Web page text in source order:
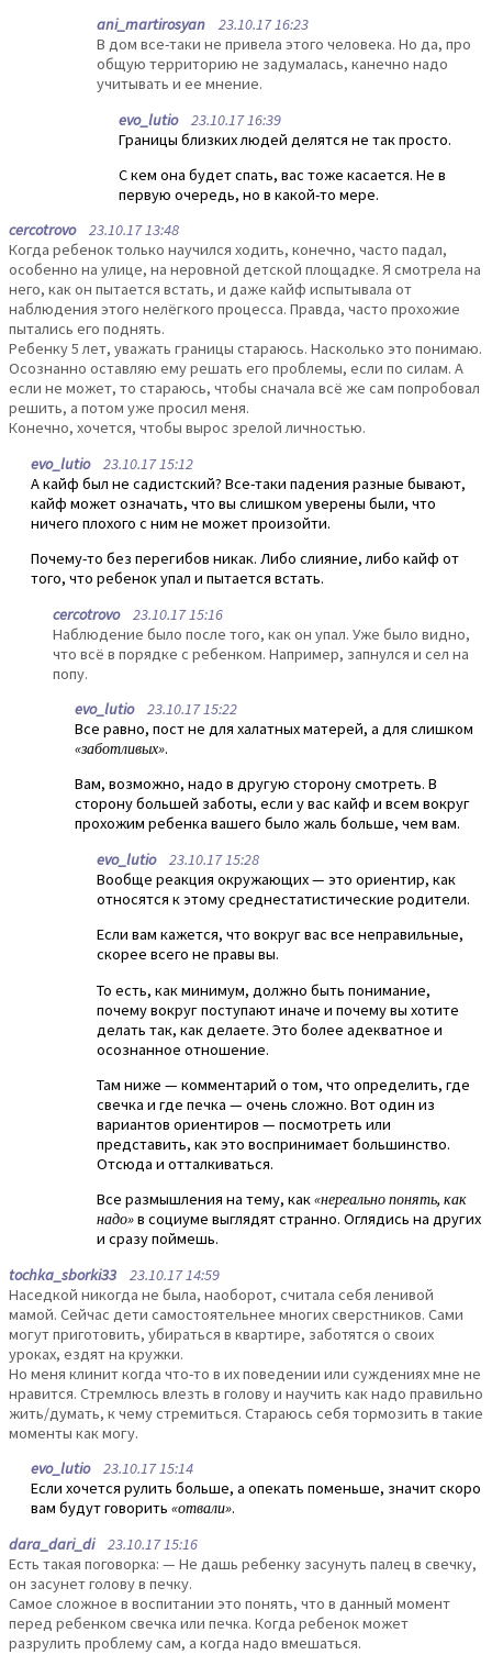
ani_martirosyan 23.10.17 16:23
В дом все-таки не привела этого человека. Но да, про
общую территорию не задумалась, канечно надо
учитывать и ее мнение.
evo_lutio23.10.17 16:39
Границы близких людей делятся не так просто.
С кем она будет спать, вас тоже касается. Не в
первую очередь, но в какой-то мере.
cercotrovo23.10.17 13:48
Когда ребенок только научился ходить, конечно, часто падал,
особенно на улице, на неровной детской площадке. Я смотрела на
него, как он пытается встать, и даже кайф испытывала от
наблюдения этого нелёгкого процесса. Правда, часто прохожие
пытались его поднять.
Ребенку 5 лет, уважать границы стараюсь. Насколько это понимаю.
Осознанно оставляю ему решать его проблемы, если по силам. А
если не может, то стараюсь, чтобы сначала всё же сам попробовал
решить, а потом уже просил меня.
Конечно, хочется, чтобы вырос зрелой личностью.
evo_lutio23.10.17 15:12
А кайф был не садистский? Все-таки падения разные бывают,
кайф может означать, что вы слишком уверены были, что
ничего плохого с ним не может произойти.
Почему-то без перегибов никак. Либо слияние, либо кайф от
того, что ребенок упал и пытается встать.
cercotrovo23.10.17 15:16
Наблюдение было после того, как он упал. Уже было видно,
что всё в порядке с ребенком. Например, запнулся и сел на
попу.
evo_lutio23.10.17 15:22
Все равно, пост не для халатных матерей, а для слишком
«заботливых».
Вам, возможно, надо в другую сторону смотреть. В
сторону большей заботы, если у вас кайф и всем вокруг
прохожим ребенка вашего было жаль больше, чем вам.
evo_lutio23.10.17 15:28
Вообще реакция окружающих — это ориентир, как
относятся к этому среднестатистические родители.
Если вам кажется, что вокруг вас все неправильные,
скорее всего не правы вы.
То есть, как минимум, должно быть понимание,
почему вокруг поступают иначе и почему вы хотите
делать так, как делаете. Это более адекватное и
осознанное отношение.
Там ниже — комментарий о том, что определить, где
свечка и где печка — очень сложно. Вот один из
вариантов ориентиров — посмотреть или
представить, как это воспринимает большинство.
Отсюда и отталкиваться.
Все размышления на тему, как«нереально понять, как
надо»в социуме выглядят странно. Оглядись на других
и сразу поймешь.
tochka_sborki33 23.10.17 14:59
Наседкой никогда не была, наоборот, считала себя ленивой
мамой. Сейчас дети самостоятельнее многих сверстников. Сами
могут приготовить, убираться в квартире, заботятся о своих
уроках, ездят на кружки.
Но меня клинит когда что-то в их поведении или суждениях мне не
нравится. Стремлюсь влезть в голову и научить как надо правильно
жить/думать, к чему стремиться. Стараюсь себя тормозить в такие
моменты как могу.
evo_lutio23.10.17 15:14
Если хочется рулить больше, а опекать поменьше, значит скоро
вам будут говорить «отвали».
dara_dari_di23.10.17 15:16
Есть такая поговорка: — Не дашь ребенку засунуть палец в свечку,
он засунет голову в печку.
Самое сложное в воспитании это понять, что в данный момент
перед ребенком свечка или печка. Когда ребенок может
разрулить проблему сам, а когда надо вмешаться.